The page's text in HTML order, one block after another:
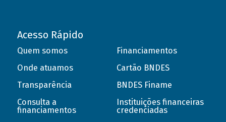
Acesso Rápido
Quem somos
Onde atuamos
Transparência
Consulta a
financiamentos
Financiamentos
Cartão BNDES
BNDES Finame
Instituições financeiras
credenciadas